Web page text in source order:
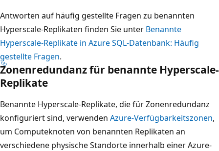
Antworten auf häufig gestellte Fragen zu benannten
Hyperscale-Replikaten finden Sie unter Benannte
Hyperscale-Replikate in Azure SQL-Datenbank: Häufig
gestellte Fragen.
Zonenredundanz für benannte Hyperscale-
Replikate
Benannte Hyperscale-Replikate, die für Zonenredundanz
konfiguriert sind, verwenden Azure-Verfügbarkeitszonen,
um Computeknoten von benannten Replikaten an
verschiedene physische Standorte innerhalb einer Azure-